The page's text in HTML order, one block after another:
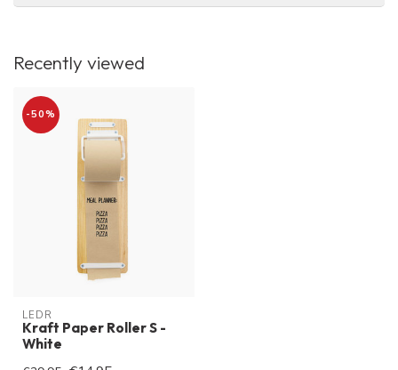
Recently viewed
-50%
LEDR
Kraft Paper Roller S -
White